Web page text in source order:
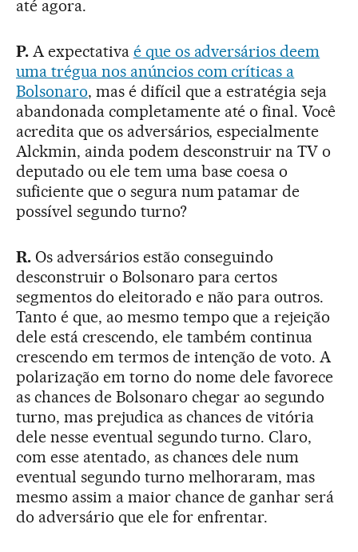
até agora.
P.A expectativa é que os adversários deem
uma trégua nos anúncios com críticas a
Bolsonaro, mas é difícil que a estratégia seja
abandonada completamente até o final. Você
acredita que os adversários, especialmente
Alckmin, ainda podem desconstruir na TV o
deputado ou ele tem uma base coesa o
suficiente que o segura num patamar de
possível segundo turno?
R.Os adversários estão conseguindo
desconstruir o Bolsonaro para certos
segmentos do eleitorado e não para outros.
Tanto é que, ao mesmo tempo que a rejeição
dele está crescendo, ele também continua
crescendo em termos de intenção de voto. A
polarização em torno do nome dele favorece
as chances de Bolsonaro chegar ao segundo
turno, mas prejudica as chances de vitória
dele nesse eventual segundo turno. Claro,
com esse atentado, as chances dele num
eventual segundo turno melhoraram, mas
mesmo assim a maior chance de ganhar será
do adversário que ele for enfrentar.